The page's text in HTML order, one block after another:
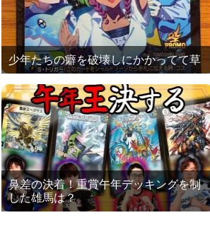
少年たちの癖を破壊しにかかってて草
鼻差の決着！重賞午年デッキングを制
した雄馬は？